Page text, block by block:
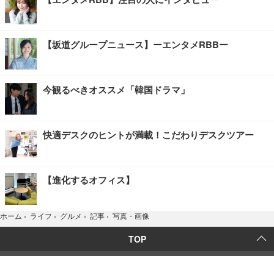
【坂道グループニュース】ーエンタメRBBー
今観るべきオススメ「韓国ドラマ」
快適デスクのヒントが満載！こだわりデスクツアー
【進化するオフィス】
ホーム › ライフ › グルメ › 記事 › 写真・画像
TOP